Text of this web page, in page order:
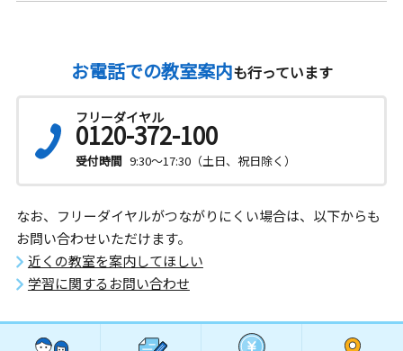
お電話での教室案内も行っています
フリーダイヤル
0120-372-100
受付時間 9:30～17:30（土日、祝日除く）
なお、フリーダイヤルがつながりにくい場合は、以下からも
お問い合わせいただけます。
近くの教室を案内してほしい
学習に関するお問い合わせ